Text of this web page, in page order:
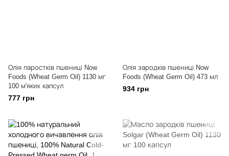
Олія паростків пшениці Now
Foods (Wheat Germ Oil) 1130 мг
100 м'яких капсул
777 грн
Олія зародків пшениці Now
Foods (Wheat Germ Oil) 473 мл
934 грн